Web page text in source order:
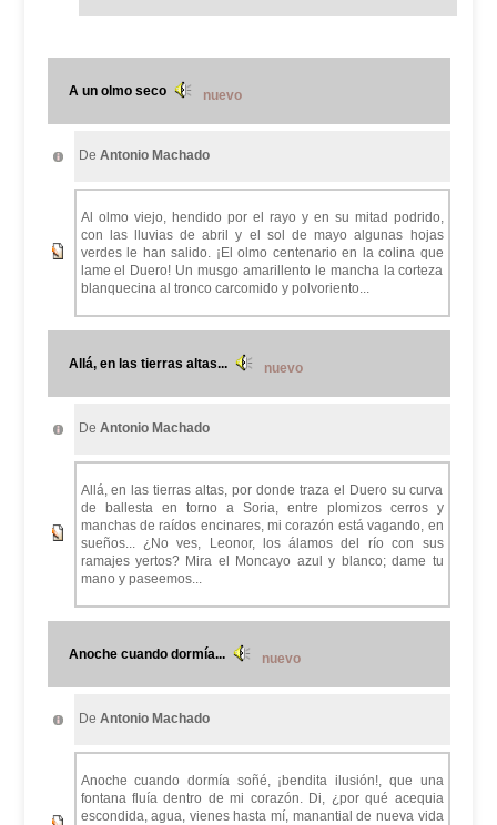
A un olmo seco nuevo
De Antonio Machado
Al olmo viejo, hendido por el rayo y en su mitad podrido,
con las lluvias de abril y el sol de mayo algunas hojas
verdes le han salido. ¡El olmo centenario en la colina que
lame el Duero! Un musgo amarillento le mancha la corteza
blanquecina al tronco carcomido y polvoriento...
Allá, en las tierras altas... nuevo
De Antonio Machado
Allá, en las tierras altas, por donde traza el Duero su curva
de ballesta en torno a Soria, entre plomizos cerros y
manchas de raídos encinares, mi corazón está vagando, en
sueños... ¿No ves, Leonor, los álamos del río con sus
ramajes yertos? Mira el Moncayo azul y blanco; dame tu
mano y paseemos...
Anoche cuando dormía... nuevo
De Antonio Machado
Anoche cuando dormía soñé, ¡bendita ilusión!, que una
fontana fluía dentro de mi corazón. Di, ¿por qué acequia
escondida, agua, vienes hasta mí, manantial de nueva vida